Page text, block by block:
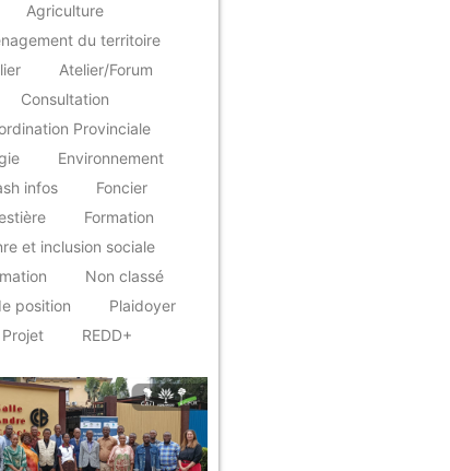
Agriculture
du territoire
Atelier/Forum
Consultation
Provinciale
Environnement
infos
Foncier
Formation
et inclusion sociale
Non classé
position
Plaidoyer
Projet
REDD+